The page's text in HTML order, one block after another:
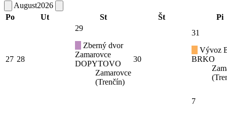
August2026
Po
Ut St Št Pi
27 28
29
Zberný dvor
Zamarovce
DOPYTOVO
Zamarovce
(Trenčín)
30
31
Vývoz
BRKO
7